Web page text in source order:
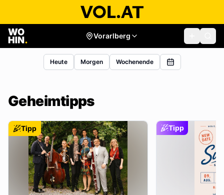
Vorarlberg
Heute Morgen Wochenende
Geheimtipps
Tipp Tipp